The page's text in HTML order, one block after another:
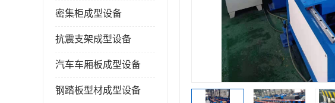
密集柜成型设备
抗震支架成型设备
汽车车厢板成型设备
钢踏板型材成型设备